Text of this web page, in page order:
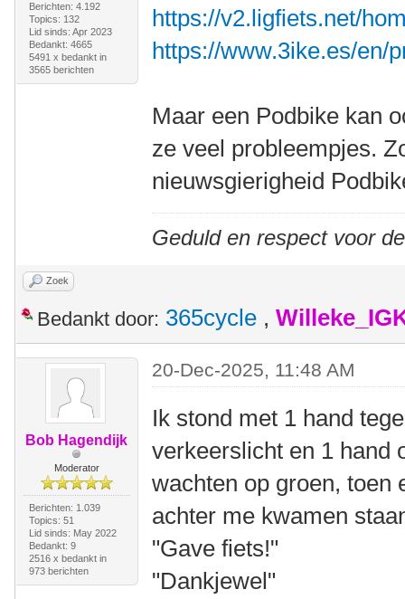
Berichten: 4.192
Topics: 132
Lid sinds: Apr 2023
Bedankt: 4665
5491 x bedankt in
3565 berichten
https://v2.ligfiets.net/
https://www.3ike.es/en/
Maar een Podbike kan
ze veel probleempjes.
nieuwsgierigheid
Geduld en respect voor
Zoek
Bedankt door: 365cycle ,
Bob Hagendijk
Moderator
Berichten: 1.039
Topics: 51
Lid sinds: May 2022
Bedankt: 9
2516 x bedankt in
973 berichten
20-Dec-2025, 11:48 AM
Ik stond met 1 hand
verkeerslicht en 1 hand
wachten op groen, toen
achter me kwamen
"Gave fiets!"
"Dankjewel"